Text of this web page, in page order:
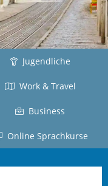
Jugendliche
Work & Travel
Business
Online Sprachkurse
Brasilien
Deutsch
Deutschland
Japanisch
Japan
Vietnamesisch
Vietnam
Russisch